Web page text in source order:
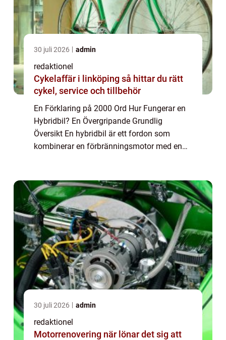
30 juli 2026 admin
redaktionel
Cykelaffär i linköping så hittar du rätt
cykel, service och tillbehör
En Förklaring på 2000 Ord Hur Fungerar en
Hybridbil? En Övergripande Grundlig
Översikt En hybridbil är ett fordon som
kombinerar en förbränningsmotor med en
utslä...
30 juli 2026 admin
redaktionel
Motorrenovering när lönar det sig att